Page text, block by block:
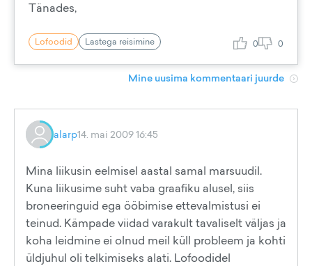
Tänades,
Lofoodid Lastega reisimine 0 0
Mine uusima kommentaari juurde
alarp14. mai 2009 16:45
Mina liikusin eelmisel aastal samal marsuudil.
Kuna liikusime suht vaba graafiku alusel, siis
broneeringuid ega ööbimise ettevalmistusi ei
teinud. Kämpade viidad varakult tavaliselt väljas ja
koha leidmine ei olnud meil küll probleem ja kohti
üldjuhul oli telkimiseks alati. Lofoodidel